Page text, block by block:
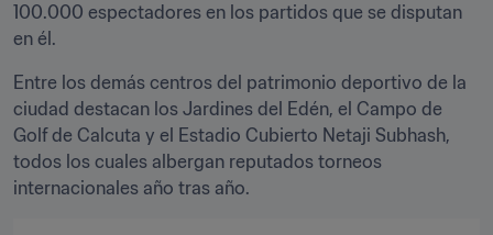
100.000 espectadores en los partidos que se disputan
en él.
Entre los demás centros del patrimonio deportivo de la
ciudad destacan los Jardines del Edén, el Campo de
Golf de Calcuta y el Estadio Cubierto Netaji Subhash,
todos los cuales albergan reputados torneos
internacionales año tras año.